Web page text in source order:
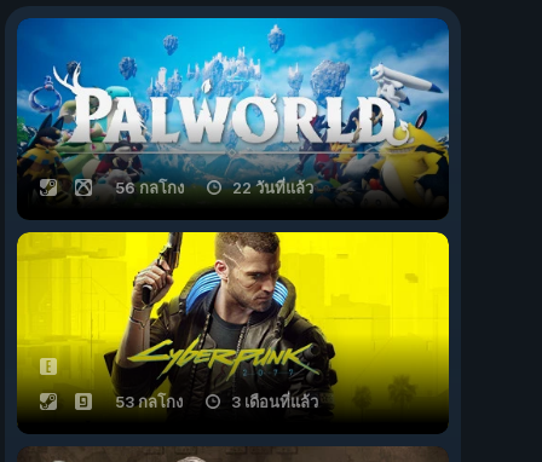
56 กลโกง 22 วันที่แล้ว
53 กลโกง 3 เดือนที่แล้ว